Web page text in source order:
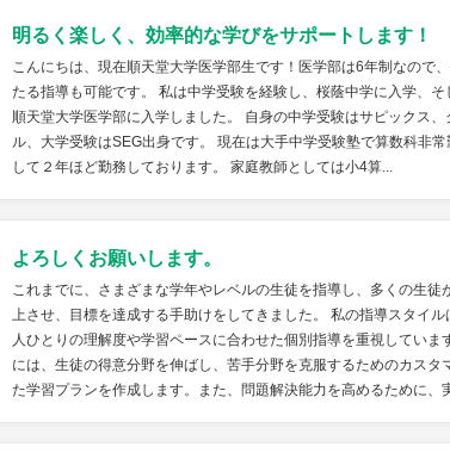
明るく楽しく、効率的な学びをサポートします！
こんにちは、現在順天堂大学医学部生です！医学部は6年制なので
たる指導も可能です。 私は中学受験を経験し、桜蔭中学に入学、そ
順天堂大学医学部に入学しました。 自身の中学受験はサピックス、
ル、大学受験はSEG出身です。 現在は大手中学受験塾で算数科非常
して２年ほど勤務しております。 家庭教師としては小4算...
よろしくお願いします。
これまでに、さまざまな学年やレベルの生徒を指導し、多くの生徒
上させ、目標を達成する手助けをしてきました。 私の指導スタイル
人ひとりの理解度や学習ペースに合わせた個別指導を重視していま
には、生徒の得意分野を伸ばし、苦手分野を克服するためのカスタ
た学習プランを作成します。また、問題解決能力を高めるために、